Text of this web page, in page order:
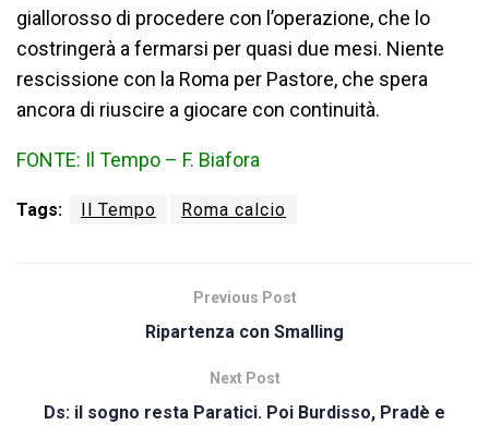
giallorosso di procedere con l’operazione, che lo
costringerà a fermarsi per quasi due mesi. Niente
rescissione con la Roma per Pastore, che spera
ancora di riuscire a giocare con continuità.
FONTE: Il Tempo – F. Biafora
Tags: Il Tempo Roma calcio
Previous Post
Ripartenza con Smalling
Next Post
Ds: il sogno resta Paratici. Poi Burdisso, Pradè e